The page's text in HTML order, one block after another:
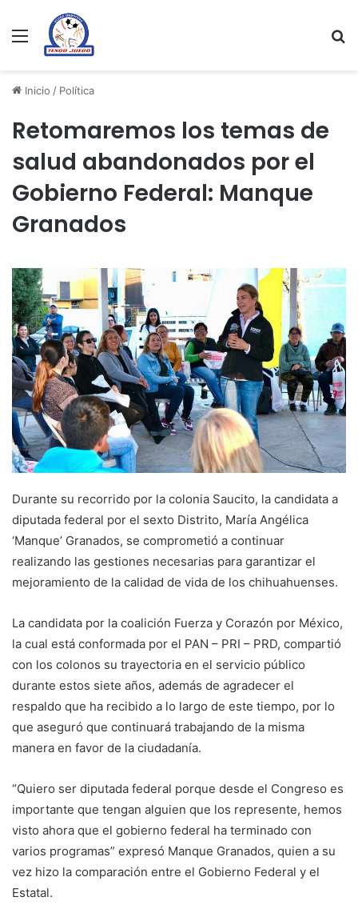
Menu
Inicio / Política
Retomaremos los temas de
salud abandonados por el
Gobierno Federal: Manque
Granados
Durante su recorrido por la colonia Saucito, la candidata a
diputada federal por el sexto Distrito, María Angélica
‘Manque’ Granados, se comprometió a continuar
realizando las gestiones necesarias para garantizar el
mejoramiento de la calidad de vida de los chihuahuenses.
La candidata por la coalición Fuerza y Corazón por México,
la cual está conformada por el PAN – PRI – PRD, compartió
con los colonos su trayectoria en el servicio público
durante estos siete años, además de agradecer el
respaldo que ha recibido a lo largo de este tiempo, por lo
que aseguró que continuará trabajando de la misma
manera en favor de la ciudadanía.
“Quiero ser diputada federal porque desde el Congreso es
importante que tengan alguien que los represente, hemos
visto ahora que el gobierno federal ha terminado con
varios programas” expresó Manque Granados, quien a su
vez hizo la comparación entre el Gobierno Federal y el
Estatal.